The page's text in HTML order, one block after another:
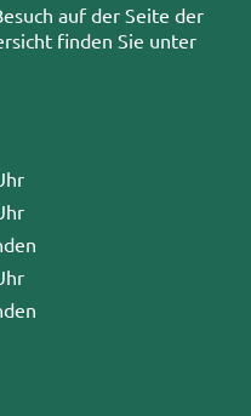
auf der Seite der
finden Sie unter